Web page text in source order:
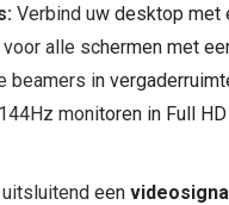
Verbind uw desktop met
alle schermen met
beamers in
monitoren in Full
een